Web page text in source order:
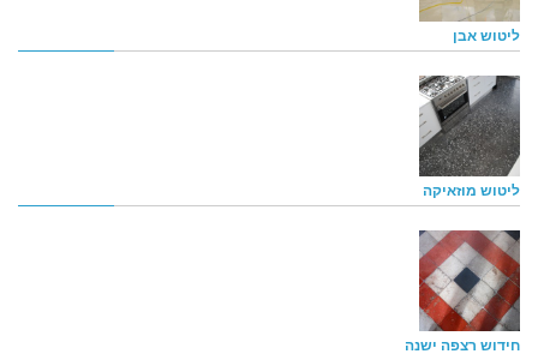
ליטוש אבן
ליטוש מוזאיקה
חידוש רצפה ישנה